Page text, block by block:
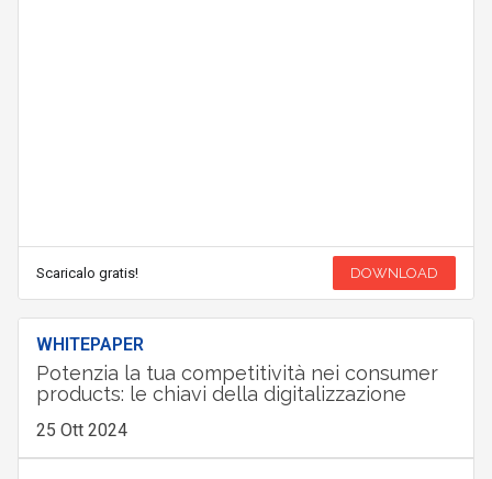
Scaricalo gratis! DOWNLOAD
WHITEPAPER
Potenzia la tua competitività nei consumer
products: le chiavi della digitalizzazione
25 Ott 2024